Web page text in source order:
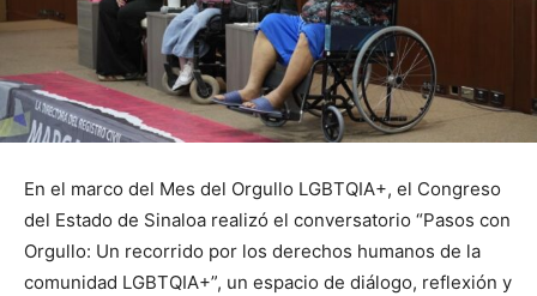
En el marco del Mes del Orgullo LGBTQIA+, el Congreso
del Estado de Sinaloa realizó el conversatorio “Pasos con
Orgullo: Un recorrido por los derechos humanos de la
comunidad LGBTQIA+”, un espacio de diálogo, reflexión y